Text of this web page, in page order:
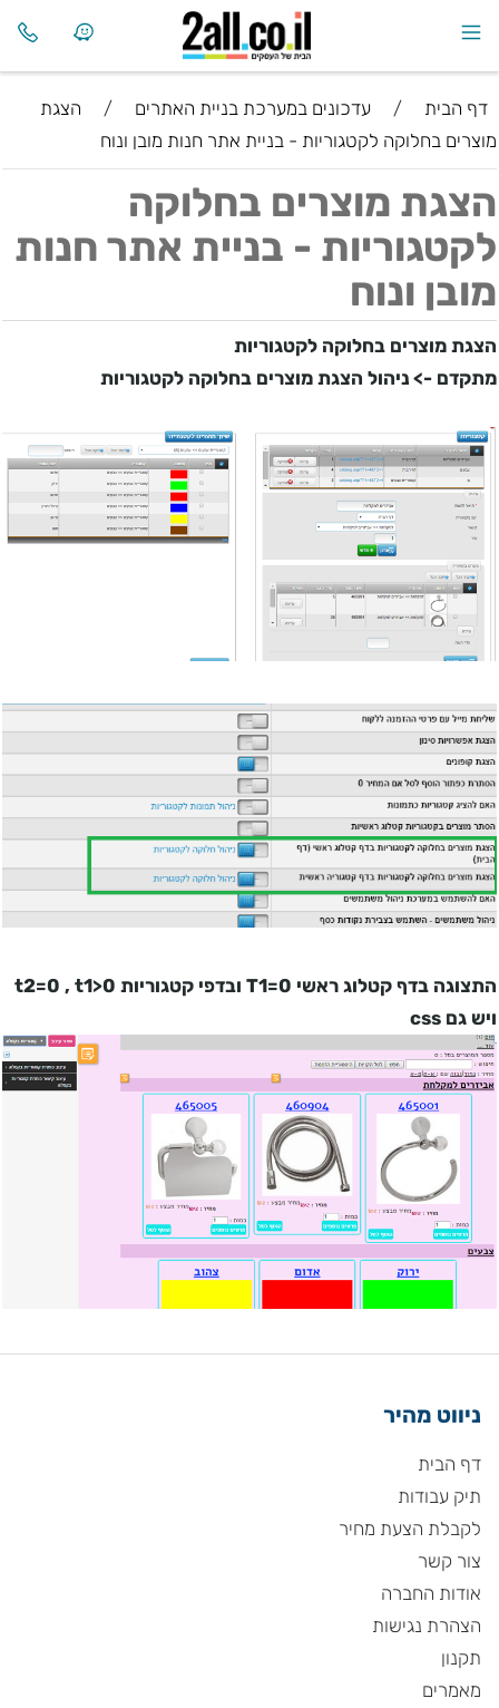
דף הבית / עדכונים במערכת בניית האתרים /
הצגת
מוצרים בחלוקה לקטגוריות - בניית אתר חנות מובן ונוח
הצגת מוצרים בחלוקה
לקטגוריות - בניית אתר חנות
מובן ונוח
הצגת מוצרים בחלוקה לקטגוריות
מתקדם -> ניהול הצגת מוצרים בחלוקה לקטגוריות
התצוגה בדף קטלוג ראשי T1=0 ובדפי קטגוריות t1>0
,
t2=0
ויש גם css
ניווט מהיר
דף הבית
תיק עבודות
לקבלת הצעת מחיר
צור קשר
אודות החברה
הצהרת נגישות
תקנון
מאמרים